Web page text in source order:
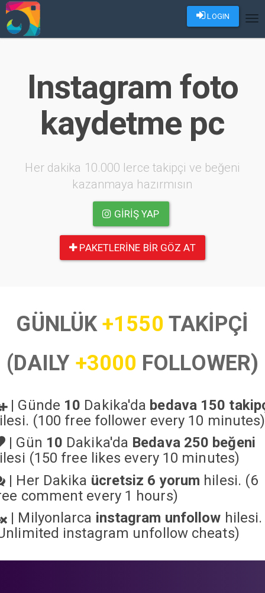
LOGIN
Instagram foto
kaydetme pc
Her dakika 10.000 lerce takipçi ve beğeni
kazanmaya hazırmısın
GIRIŞ YAP
PAKETLERINE BIR GÖZ AT
GÜNLÜK+1550 TAKİPÇİ
(DAILY +3000 FOLLOWER)
| Günde 10 Dakika'da bedava 150
(100 free follower every 10 minutes)
| Gün 10 Dakika'da Bedava 250 beğeni
(150 free likes every 10 minutes)
| Her Dakika ücretsiz 6 yorum hilesi. (6
comment every 1 hours)
| Milyonlarca instagram unfollow hilesi.
instagram unfollow cheats)